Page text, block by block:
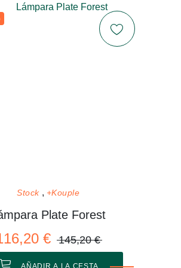
Stock +Kouple
Plate Forest
€ 145,20 €
AÑADIR A LA CESTA